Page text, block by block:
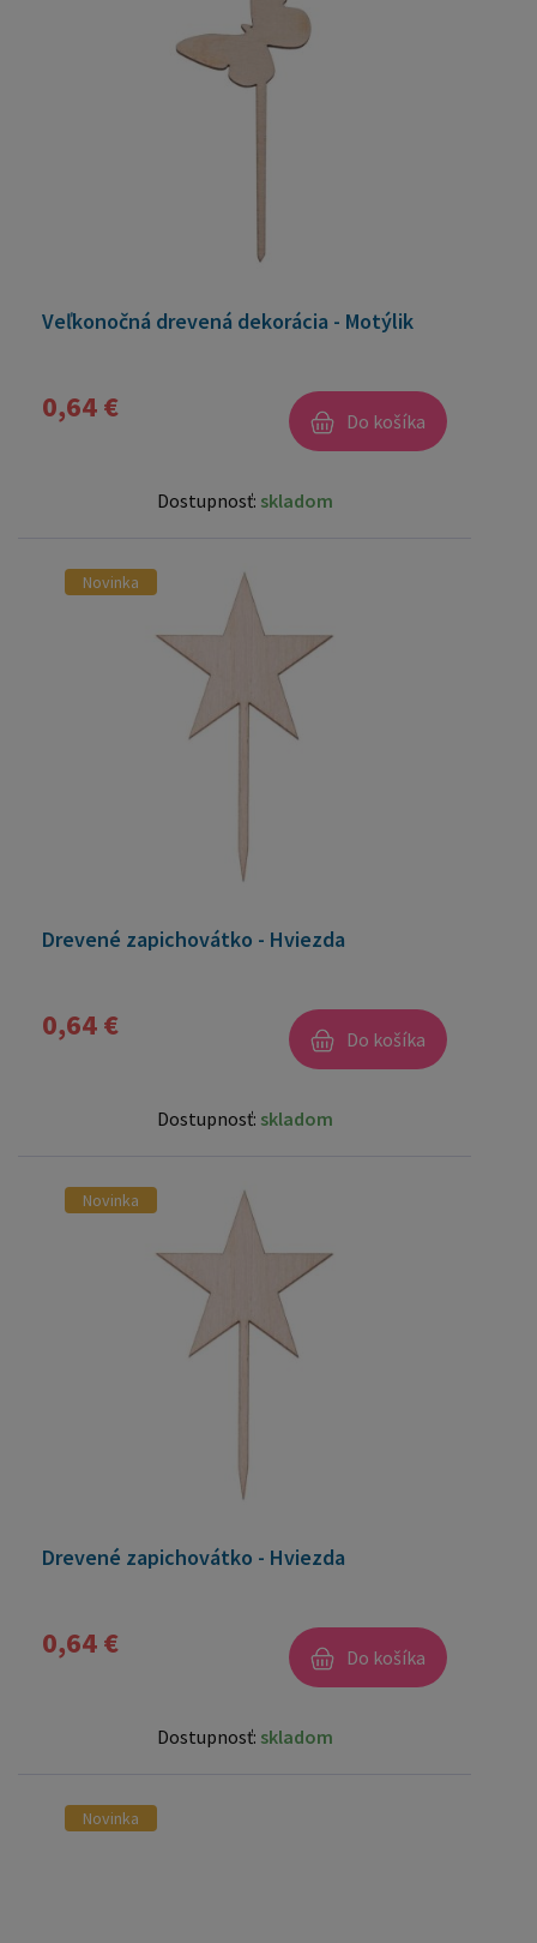
Veľkonočná drevená dekorácia - Motýlik
0,64 € Do košíka
Dostupnosť: skladom
Novinka
Drevené zapichovátko - Hviezda
0,64 € Do košíka
Dostupnosť: skladom
Novinka
Drevené zapichovátko - Hviezda
0,64 € Do košíka
Dostupnosť: skladom
Novinka